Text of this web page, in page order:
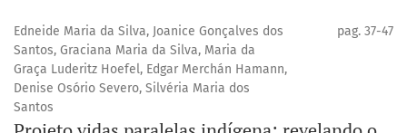
Edneide Maria da Silva, Joanice Gonçalves dos
Santos, Graciana Maria da Silva, Maria da
Graça Luderitz Hoefel, Edgar Merchán Hamann,
Denise Osório Severo, Silvéria Maria dos
Santos
pag. 37-47